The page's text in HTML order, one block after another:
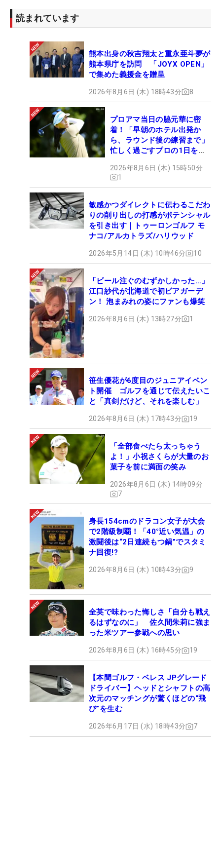
読まれています
熊本出身の秋吉翔太と重永亜斗夢が
熊本県庁を訪問 「JOYX OPEN」
で集めた義援金を贈呈
2026年8月6日 (木) 18時43分 8
プロアマ当日の脇元華に密
着！「早朝のホテル出発か
ら、ラウンド後の練習まで」
忙しく過ごすプロの1日を公
2026年8月6日 (木) 15時50分
1
敏感かつダイレクトに伝わるこだわ
りの削り出しの打感がポテンシャル
を引き出す｜トゥーロンゴルフ モ
ナコ/アルカトラズ/ハリウッド
2026年5月14日 (木) 10時46分 10
「ビール注ぐのむずかしかった…」
江口紗代が北海道で初ビアガーデ
ン！ 泡まみれの姿にファンも爆笑
2026年8月6日 (木) 13時27分 1
笹生優花が6度目のジュニアイベン
ト開催 ゴルフを通じて伝えたいこ
と「真剣だけど、それを楽しむ」
2026年8月6日 (木) 17時43分 19
「全部食べたら太っちゃう
よ！」小祝さくらが大量のお
菓子を前に満面の笑み
2026年8月6日 (木) 14時09分
7
身長154cmのドラコン女子が大会
で2階級制覇！「40°近い気温」の
激闘後は“2日連続もつ鍋”でスタミ
ナ回復!?
2026年8月6日 (木) 10時43分 9
全英で味わった悔しさ「自分も戦え
るはずなのに」 佐久間朱莉に強ま
った米ツアー参戦への思い
2026年8月6日 (木) 16時45分 19
【本間ゴルフ・ベレス JPグレード
ドライバー】ヘッドとシャフトの高
次元のマッチングが驚くほどの“飛
び”を生む
2026年6月17日 (水) 18時43分 7